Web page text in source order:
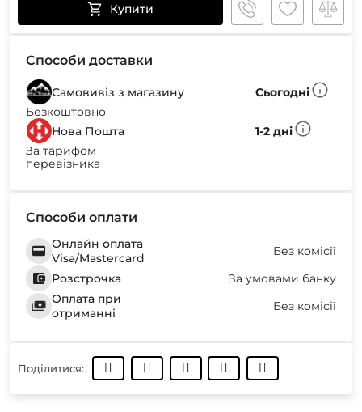
Купити
Способи доставки
Самовивіз з магазину
Сьогодні
Безкоштовно
Нова Пошта
1-2 дні
За тарифом
перевізника
Способи оплати
Онлайн оплата
Visa/Mastercard
Без комісії
Розстрочка
За умовами банку
Оплата при
отриманні
Без комісії
Поділитися: